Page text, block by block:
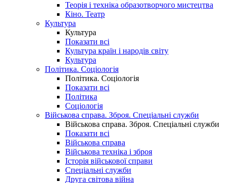
Теорія і техніка образотворчого мистецтва
Кіно. Театр
Культура
Культура
Показати всі
Культура країн і народів світу
Культура
Політика. Соціологія
Політика. Соціологія
Показати всі
Політика
Соціологія
Військова справа. Зброя. Спеціальні служби
Військова справа. Зброя. Спеціальні служби
Показати всі
Військова справа
Військова техніка і зброя
Історія військової справи
Спеціальні служби
Друга світова війна